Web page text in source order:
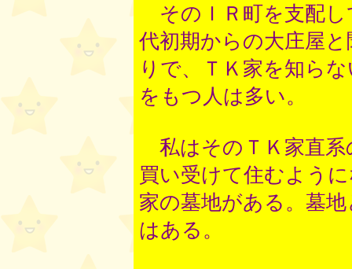
そのＩＲ町を支配し
代初期からの大庄屋
りで、ＴＫ家を知ら
をもつ人は多い。
私はそのＴＫ家直系
買い受けて住むよう
家の墓地がある。墓
はある。